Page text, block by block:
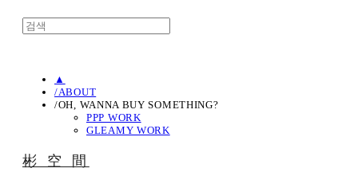
▲
/ABOUT
/OH, WANNA BUY SOMETHING?
PPP WORK
GLEAMY WORK
彬 空 間